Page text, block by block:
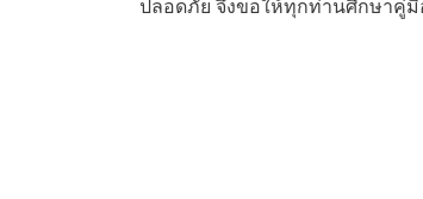
ปลอดภัย จึงขอให้ทุกท่านศึกษาคู่มื